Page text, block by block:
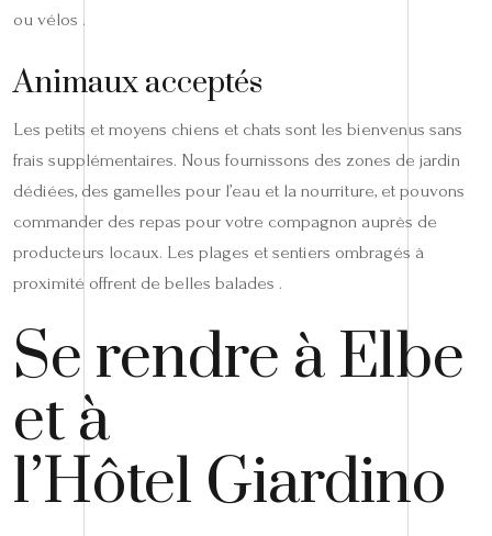
ou vélos .
Animaux acceptés
Les petits et moyens chiens et chats sont les bienvenus sans
frais supplémentaires. Nous fournissons des zones de jardin
dédiées, des gamelles pour l’eau et la nourriture, et pouvons
commander des repas pour votre compagnon auprès de
producteurs locaux. Les plages et sentiers ombragés à
proximité offrent de belles balades .
Se rendre à Elbe
et à
l’Hôtel Giardino